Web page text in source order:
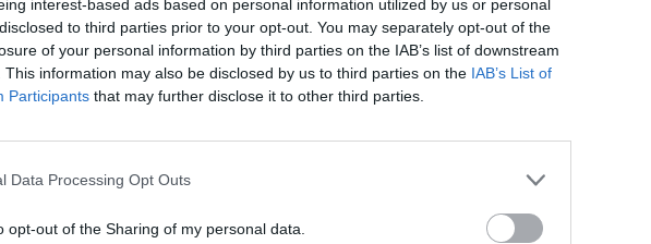
interest-based ads based on personal information utilized by us or personal
to third parties prior to your opt-out. You may separately opt-out of the
of your personal information by third parties on the IAB’s list of downstream
This information may also be disclosed by us to third parties on the IAB’s List of
Participants that may further disclose it to other third parties.
Data Processing Opt Outs
opt-out of the Sharing of my personal data.
verlaten
als Ajax-aanvoerder’
Ajax-fase
WK-spits op het lijstje van Ajax?
De terugkeer van
Waarom de
Marokko voor